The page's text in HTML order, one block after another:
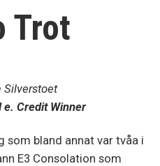
Trot
Silverstoet
e. Credit Winner
som bland annat var tvåa i
E3 Consolation som